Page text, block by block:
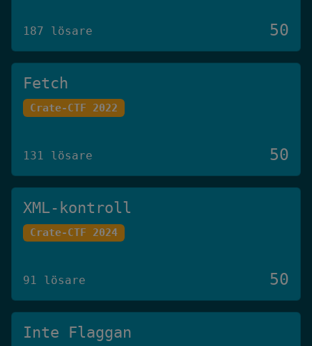
187 lösare 50
Fetch
Crate-CTF 2022
131 lösare 50
XML-kontroll
Crate-CTF 2024
91 lösare 50
Inte Flaggan